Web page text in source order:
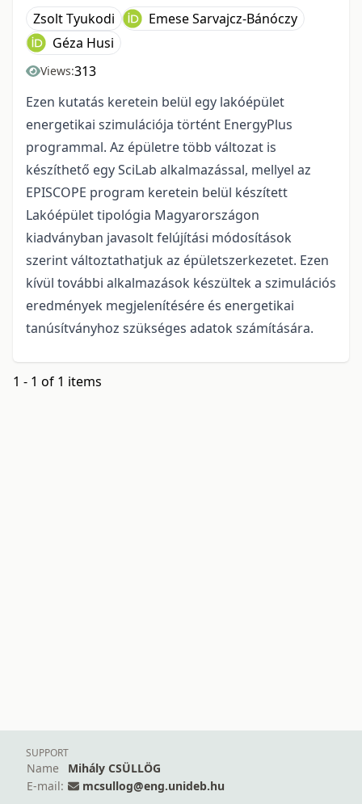
Zsolt Tyukodi
Emese Sarvajcz-Bánóczy
Géza Husi
Views:313
Ezen kutatás keretein belül egy lakóépület
energetikai szimulációja történt EnergyPlus
programmal. Az épületre több változat is
készíthető egy SciLab alkalmazással, mellyel az
EPISCOPE program keretein belül készített
Lakóépület tipológia Magyarországon
kiadványban javasolt felújítási módosítások
szerint változtathatjuk az épületszerkezetet. Ezen
kívül további alkalmazások készültek a szimulációs
eredmények megjelenítésére és energetikai
tanúsítványhoz szükséges adatok számítására.
1 - 1 of 1 items
SUPPORT
Name
Mihály CSÜLLÖG
E-mail:
mcsullog@eng.unideb.hu